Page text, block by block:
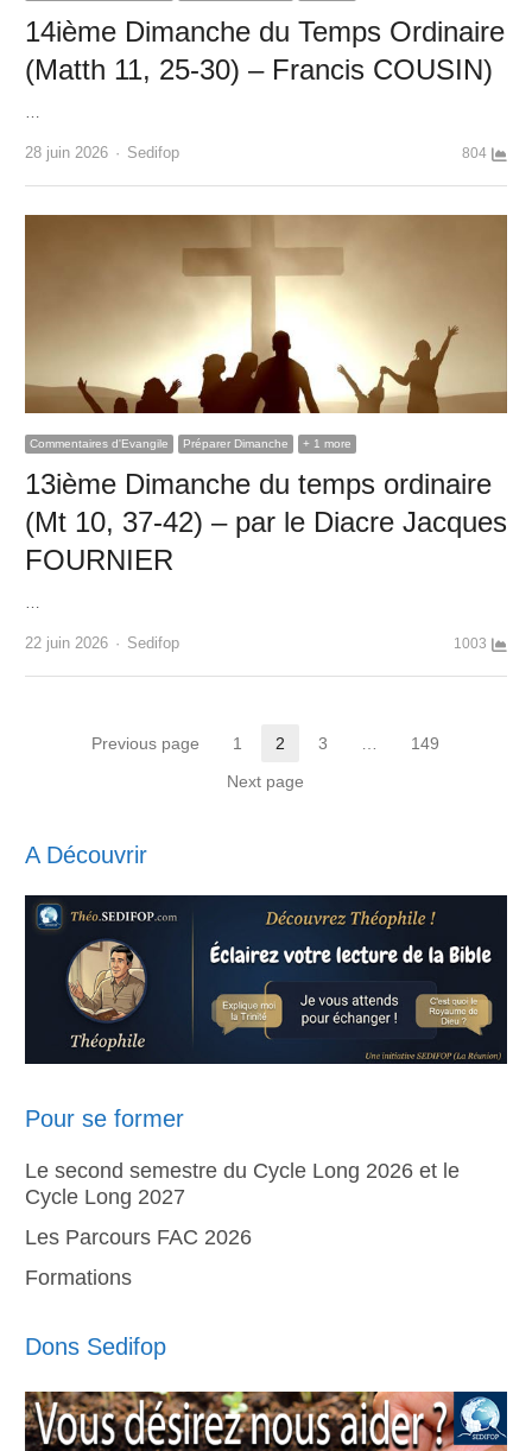
14ième Dimanche du Temps Ordinaire
(Matth 11, 25-30) – Francis COUSIN)
…
28 juin 2026 Author
Sedifop 804
Commentaires d'Evangile Préparer Dimanche + 1 more
13ième Dimanche du temps ordinaire
(Mt 10, 37-42) – par le Diacre Jacques
FOURNIER
…
22 juin 2026 Author
Sedifop 1003
Pagination
Previous page Page
1 Page
2 Page
3 Page
149
Next page
A Découvrir
Pour se former
Le second semestre du Cycle Long 2026 et le
Cycle Long 2027
Les Parcours FAC 2026
Formations
Dons Sedifop